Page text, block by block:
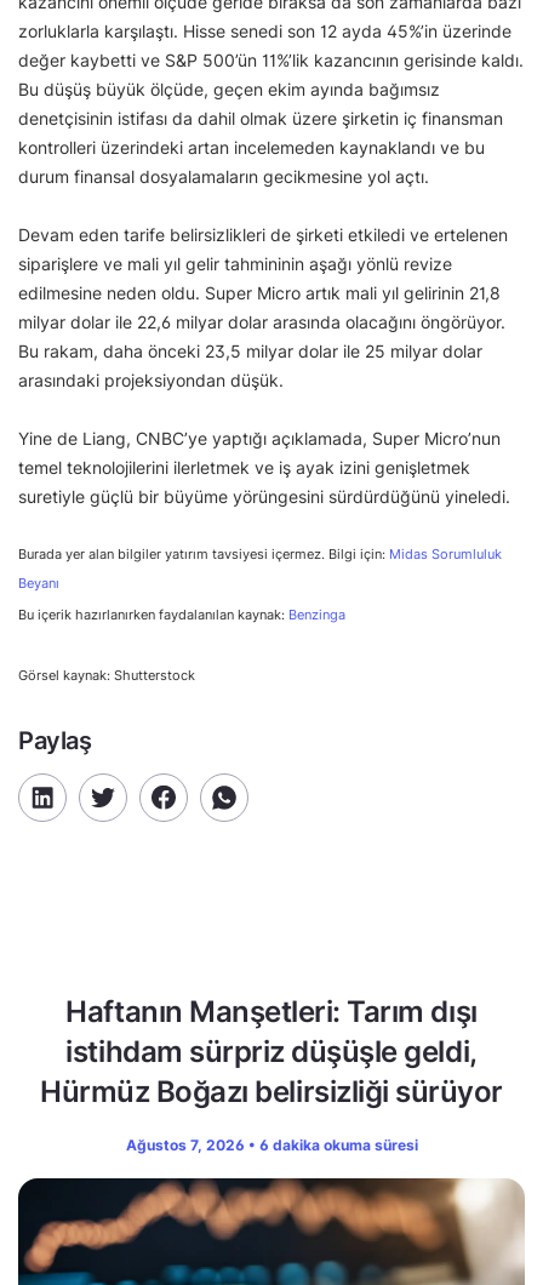
zorluklarla karşılaştı. Hisse senedi son 12 ayda 45%’in üzerinde
değer kaybetti ve S&P 500’ün 11%’lik kazancının gerisinde kaldı.
Bu düşüş büyük ölçüde, geçen ekim ayında bağımsız
denetçisinin istifası da dahil olmak üzere şirketin iç finansman
kontrolleri üzerindeki artan incelemeden kaynaklandı ve bu
durum finansal dosyalamaların gecikmesine yol açtı.
Devam eden tarife belirsizlikleri de şirketi etkiledi ve ertelenen
siparişlere ve mali yıl gelir tahmininin aşağı yönlü revize
edilmesine neden oldu. Super Micro artık mali yıl gelirinin 21,8
milyar dolar ile 22,6 milyar dolar arasında olacağını öngörüyor.
Bu rakam, daha önceki 23,5 milyar dolar ile 25 milyar dolar
arasındaki projeksiyondan düşük.
Yine de Liang, CNBC’ye yaptığı açıklamada, Super Micro’nun
temel teknolojilerini ilerletmek ve iş ayak izini genişletmek
suretiyle güçlü bir büyüme yörüngesini sürdürdüğünü yineledi.
Burada yer alan bilgiler yatırım tavsiyesi içermez. Bilgi için: Midas Sorumluluk
Beyanı
Bu içerik hazırlanırken faydalanılan kaynak: Benzinga
Görsel kaynak: Shutterstock
Paylaş
Haftanın Manşetleri: Tarım dışı
istihdam sürpriz düşüşle geldi,
Hürmüz Boğazı belirsizliği sürüyor
Ağustos 7, 2026 • 6 dakika okuma süresi